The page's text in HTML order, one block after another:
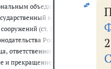
объединением
контроль за
(ст. 55.24 - 55.26-1)
Российской
ответственного за
и прекращение эксплуатации